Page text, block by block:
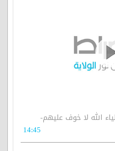
ألا إن أولياء الله لا خوف عليهم-
14:45